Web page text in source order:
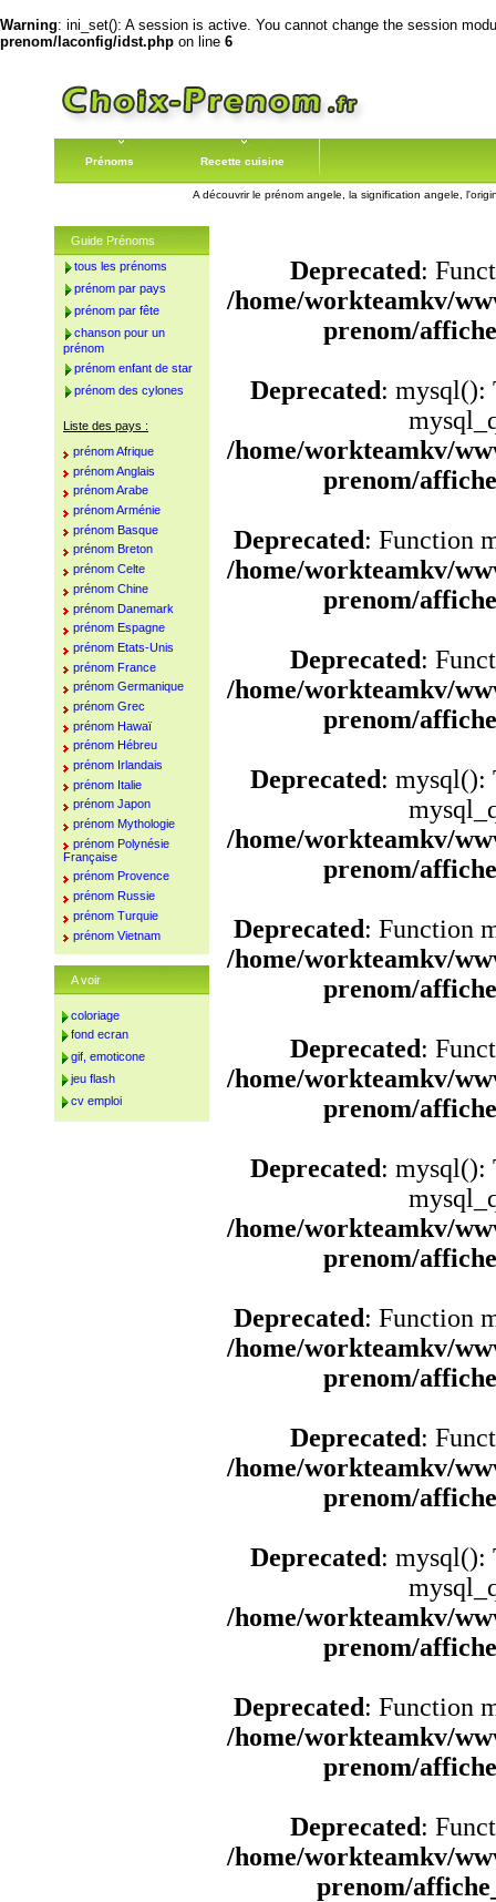
Warning: ini_set(): A session is active. You cannot change the session
prenom/laconfig/idst.php on line 6
Prénoms Recette cuisine
A découvrir le prénom angele, la signification angele,
Deprecated:
/home/workteamkv/
prenom/
Deprecated: mysql():
/home/workteamkv/
prenom/
Deprecated: Function
/home/workteamkv/
prenom/
Deprecated:
/home/workteamkv/
prenom/
Deprecated: mysql():
/home/workteamkv/
prenom/
Deprecated: Function
/home/workteamkv/
prenom/
Deprecated:
/home/workteamkv/
prenom/
Deprecated: mysql():
/home/workteamkv/
prenom/
Deprecated: Function
/home/workteamkv/
prenom/
Deprecated:
/home/workteamkv/
prenom/
Deprecated: mysql():
/home/workteamkv/
prenom/
Deprecated: Function
/home/workteamkv/
prenom/
Deprecated:
/home/workteamkv/
prenom/
Guide Prénoms
tous les prénoms
prénom par pays
prénom par fête
chanson pour un
prénom
prénom enfant de star
prénom des cylones
Liste des pays :
prénom Afrique
prénom Anglais
prénom Arabe
prénom Arménie
prénom Basque
prénom Breton
prénom Celte
prénom Chine
prénom Danemark
prénom Espagne
prénom Etats-Unis
prénom France
prénom Germanique
prénom Grec
prénom Hawaï
prénom Hébreu
prénom Irlandais
prénom Italie
prénom Japon
prénom Mythologie
prénom Polynésie
Française
prénom Provence
prénom Russie
prénom Turquie
prénom Vietnam
A voir
coloriage
fond ecran
gif, emoticone
jeu flash
cv emploi